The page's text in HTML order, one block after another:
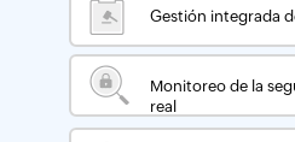
Gestión integrada
Monitoreo de la
real